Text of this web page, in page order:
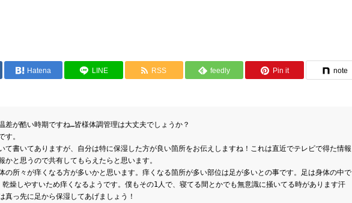
Hatena LINE RSS feedly Pin it note
差が酷い時期ですね…皆様体調管理は大丈夫でしょうか？
す。
て書いてありますが、自分は特に保湿した方が良い箇所をお伝えしますね！これは直近でテレビで得た情報
と思うので共有してもらえたらと思います。
の所々が痒くなる方が多いかと思います。痒くなる箇所が多い部位は足が多いとの事です。足は身体の中で
燥しやすいため痒くなるようです。僕もその1人で、寝てる間とかでも無意識に掻いてる時があります汗
真っ先に足から保湿してあげましょう！